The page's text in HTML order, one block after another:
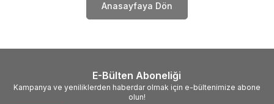
Anasayfaya Dön
E-Bülten Aboneliği
Kampanya ve yeniliklerden haberdar olmak için e-bültenimize abone
olun!